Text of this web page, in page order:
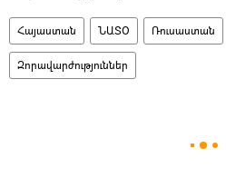
Հայաստան ՆԱՏՕ Ռուսաստան
Զորավարժություններ